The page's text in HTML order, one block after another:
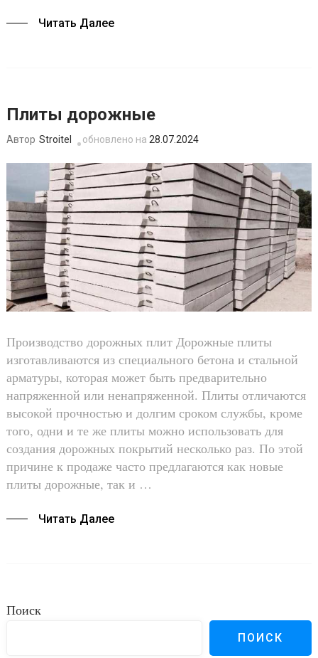
Читать Далее
Плиты дорожные
Автор Stroitel обновлено на 28.07.2024
Производство дорожных плит Дорожные плиты
изготавливаются из специального бетона и стальной
арматуры, которая может быть предварительно
напряженной или ненапряженной. Плиты отличаются
высокой прочностью и долгим сроком службы, кроме
того, одни и те же плиты можно использовать для
создания дорожных покрытий несколько раз. По этой
причине к продаже часто предлагаются как новые
плиты дорожные, так и …
Читать Далее
Поиск
ПОИСК